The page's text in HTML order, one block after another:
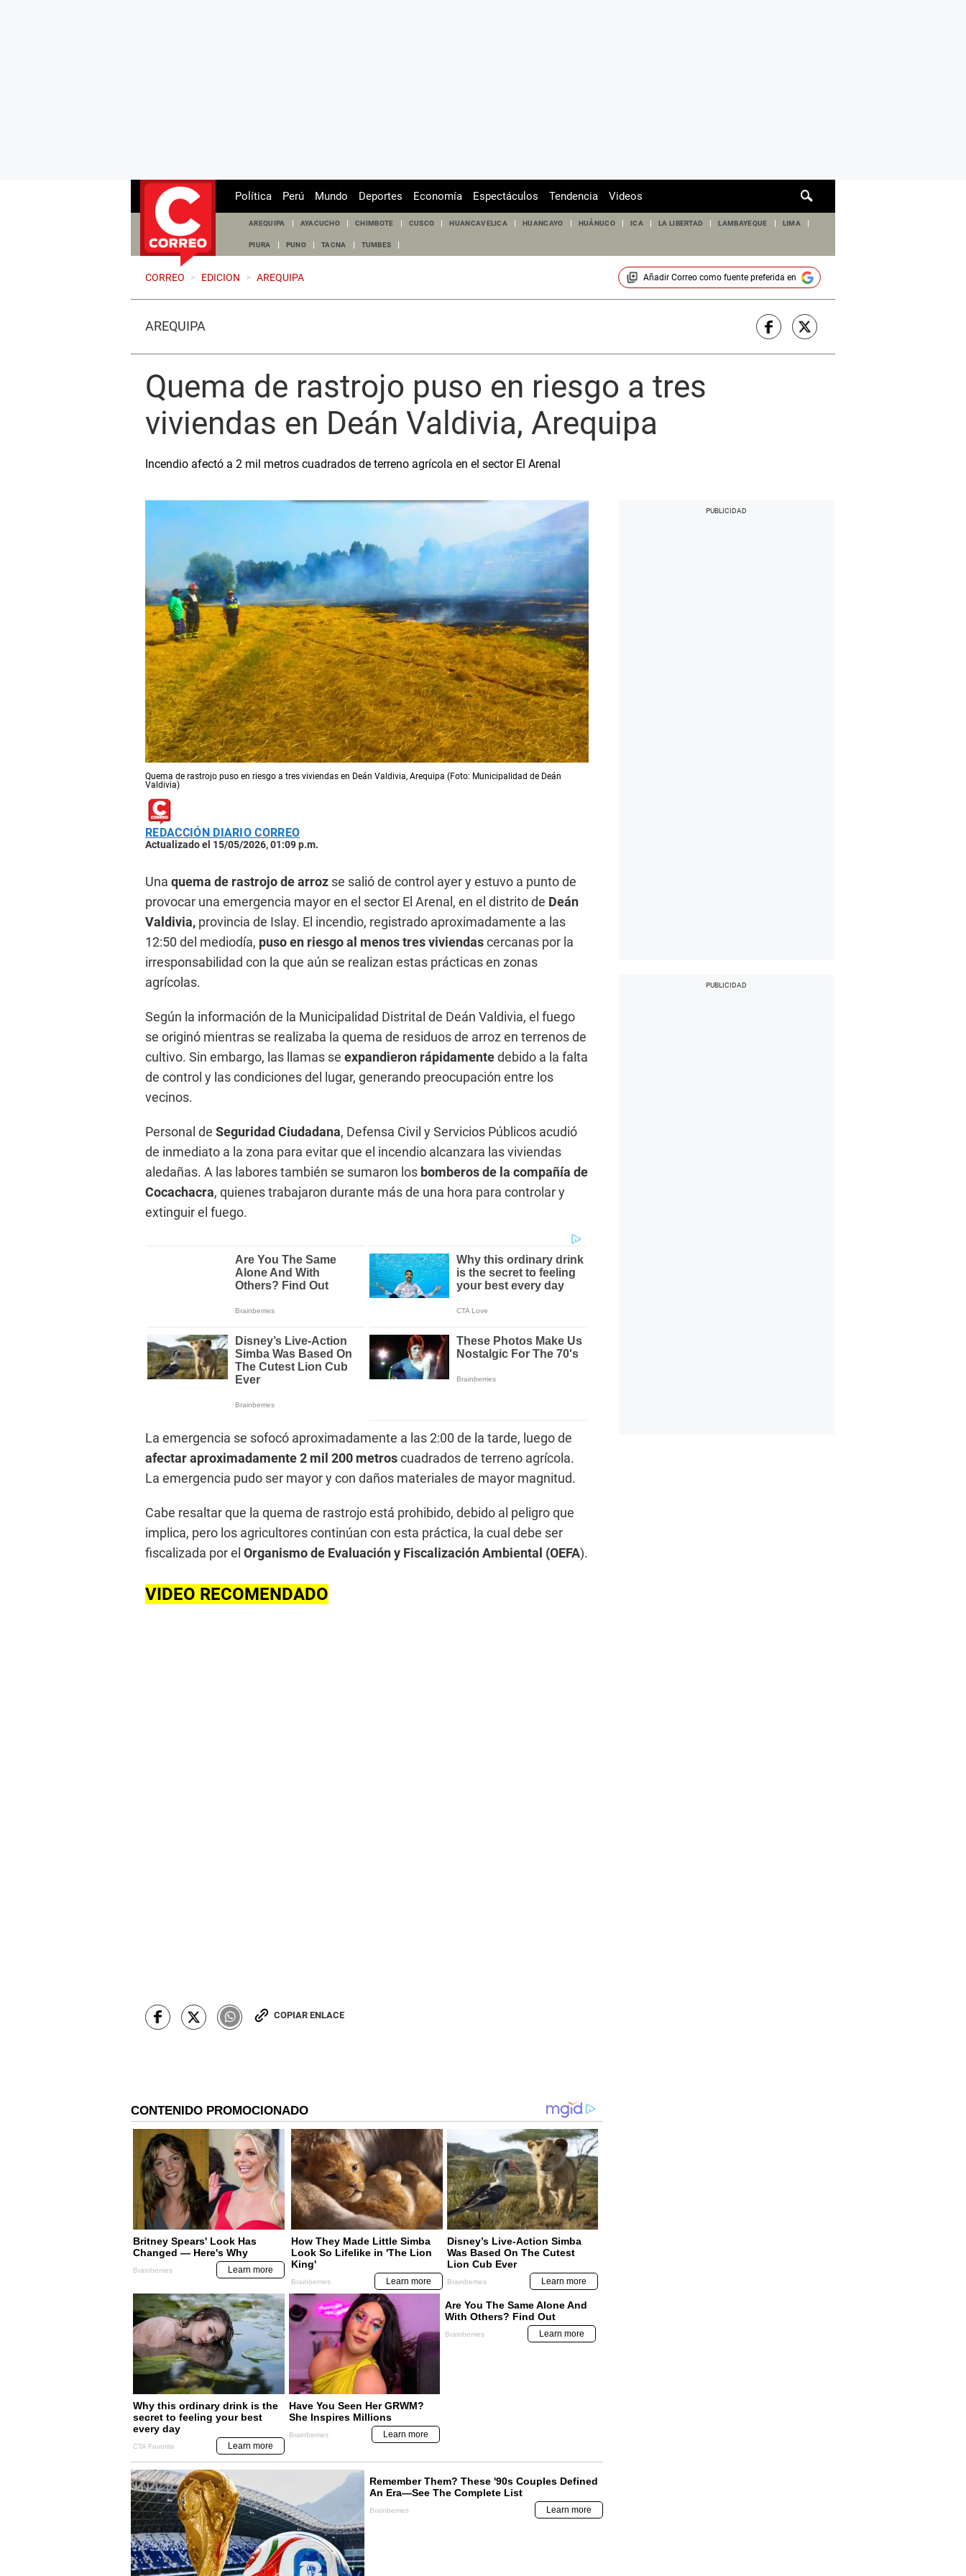
de
Política Perú Mundo Deportes Economía Espectáculos Tendencia Videos
AREQUIPA AYACUCHO CHIMBOTE CUSCO HUANCAVELICA HUANCAYO HUÁNUCO ICA LA LIBERTAD LAMBAYEQUE LIMA
PIURA PUNO TACNA TUMBES
CORREO > EDICION > AREQUIPA Añadir Correocomo fuente preferida en
AREQUIPA
Quema de rastrojo puso en riesgo a tres
viviendas en Deán Valdivia, Arequipa
Incendio afectó a 2 mil metros cuadrados de terreno agrícola en el sector El Arenal
Quema de rastrojo puso en riesgo a tres viviendas en Deán Valdivia, Arequipa (Foto: Municipalidad de Deán
Valdivia)
REDACCIÓN DIARIO CORREO
Actualizado el 15/05/2026, 01:09 p.m.
Una quema de rastrojo de arroz se salió de control ayer y estuvo a punto de
provocar una emergencia mayor en el sector El Arenal, en el distrito de Deán
Valdivia, provincia de Islay. El incendio, registrado aproximadamente a las
12:50 del mediodía, puso en riesgo al menos tres viviendascercanas por la
irresponsabilidad con la que aún se realizan estas prácticas en zonas
agrícolas.
Según la información de la Municipalidad Distrital de Deán Valdivia, el fuego
se originó mientras se realizaba la quema de residuos de arroz en terrenos de
cultivo. Sin embargo, las llamas se expandieron rápidamentedebido a la falta
de control y las condiciones del lugar, generando preocupación entre los
vecinos.
Personal de Seguridad Ciudadana, Defensa Civil y Servicios Públicos acudió
de inmediato a la zona para evitar que el incendio alcanzara las viviendas
aledañas. A las labores también se sumaron los bomberos de la compañía de
Cocachacra, quienes trabajaron durante más de una hora para controlar y
extinguir el fuego.
La emergencia se sofocó aproximadamente a las 2:00 de la tarde, luego de
afectar aproximadamente 2 mil 200 metroscuadrados de terreno agrícola.
La emergencia pudo ser mayor y con daños materiales de mayor magnitud.
Cabe resaltar que la quema de rastrojo está prohibido, debido al peligro que
implica, pero los agricultores continúan con esta práctica, la cual debe ser
fiscalizada por el Organismo de Evaluación y Fiscalización Ambiental (OEFA).
VIDEO RECOMENDADO
COPIAR ENLACE